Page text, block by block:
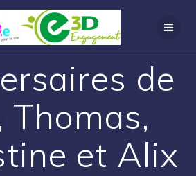
de
Thomas,
et Alix